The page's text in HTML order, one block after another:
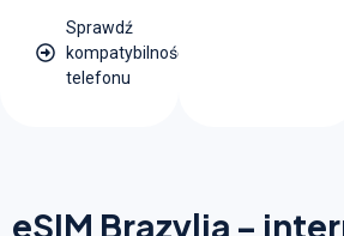
Sprawdź
kompatybilność
telefonu
eSIM Brazylia –